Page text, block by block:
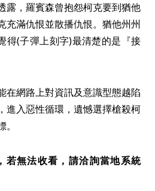
露，羅賓森曾抱怨柯克要到猶他
充滿仇恨並散播仇恨。猶他州州
得(子彈上刻字)最清楚的是『接
在網路上對資訊及意識型態越陷
進入惡性循環，遺憾選擇槍殺柯
若無法收看，請洽詢當地系統